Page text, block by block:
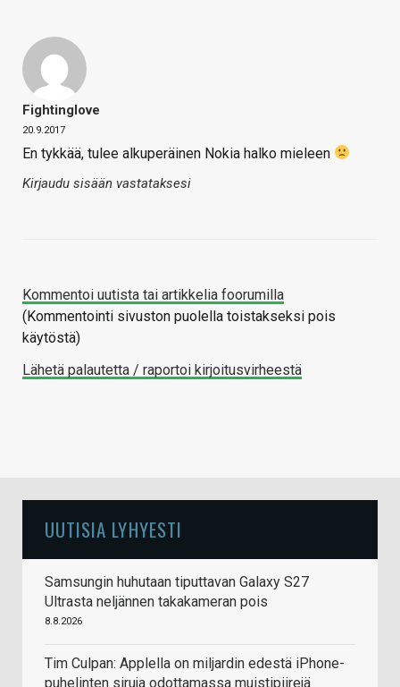
Fightinglove
20.9.2017
En tykkää, tulee alkuperäinen Nokia halko mieleen
Kirjaudu sisään vastataksesi
Kommentoi uutista tai artikkelia foorumilla
(Kommentointi sivuston puolella toistakseksi pois
käytöstä)
Lähetä palautetta / raportoi kirjoitusvirheestä
UUTISIA LYHYESTI
Samsungin huhutaan tiputtavan Galaxy S27
Ultrasta neljännen takakameran pois
8.8.2026
Tim Culpan: Applella on miljardin edestä iPhone-
puhelinten siruja odottamassa muistipiirejä